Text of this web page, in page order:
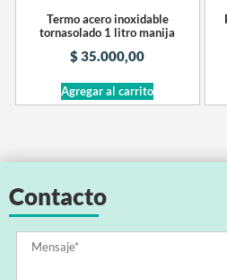
Termo acero inoxidable
tornasolado 1 litro manija
$35.000,00
Agregar al carrito
Contacto